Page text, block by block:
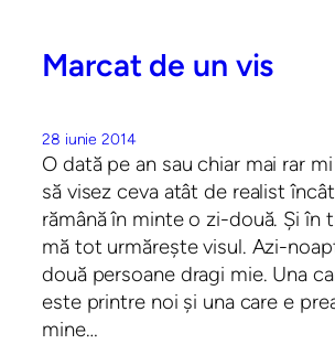
Marcat de un vis
28 iunie 2014
O dată pe an sau chiar mai rar
să visez ceva atât de realist
rămână în minte o zi-două. Și în
mă tot urmărește visul. Azi-
două persoane dragi mie. Una
este printre noi și una care e
mine…